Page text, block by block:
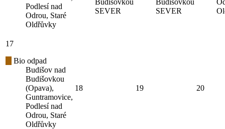
Podlesí nad
Odrou, Staré
Oldřůvky
Budišovkou
SEVER
Budišovkou
SEVER
17
Bio odpad
Budišov nad
Budišovkou
(Opava),
Guntramovice,
Podlesí nad
Odrou, Staré
Oldřůvky
18 19 20